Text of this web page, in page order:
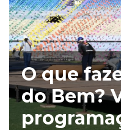
O que
do Bem?